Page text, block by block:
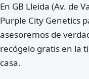
En GB Lleida (Av. de
Purple City Genetics
asesoremos de
recógelo gratis en la
casa.